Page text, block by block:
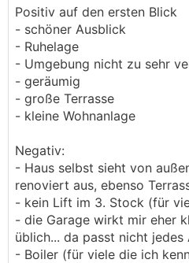
Baujahr. Der erste Makler
Raiffeisenbank Makler
Nachbar hat sein Haus
außen okey aber sonst
weiß wer da gewohnt hat
Millionen wollen die, ja klar
Anderer Nachbar hat seine
gleiche Größe wie meine,
ist nun auch 100k billiger
kaum Anfragen, also
No way, dass wer verkauft
https://www.willhaben.at/
umswohnung/salzburg/
lutete-4-zimmer-
balkon-und-parkplatz-
https://www.willhaben.at/
umswohnung/salzburg/
637543
https://www.willhaben.at/
umswohnung/salzburg/
on-frisch-renovierte-4-
age-am-almkanal-
Positiv auf den ersten Blick
- schöner Ausblick
- Ruhelage
- Umgebung nicht zu sehr
- geräumig
- große Terrasse
- kleine Wohnanlage
Negativ:
- Haus selbst sieht von
renoviert aus, ebenso
- kein Lift im 3. Stock (für
- die Garage wirkt mir eher
üblich... da passt nicht
- Boiler (für viele die ich